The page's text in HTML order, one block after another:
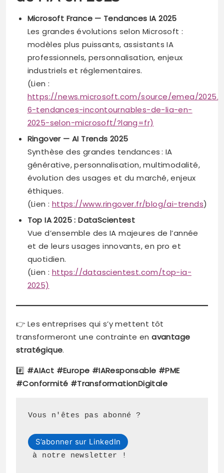
Microsoft France — Tendances IA 2025
Les grandes évolutions selon Microsoft :
modèles plus puissants, assistants IA
professionnels, personnalisation, enjeux
industriels et réglementaires.
(Lien :
https://news.microsoft.com/source/emea/2025/
6-tendances-incontournables-de-lia-en-
2025-selon-microsoft/?lang=fr)
Ringover — AI Trends 2025
Synthèse des grandes tendances : IA
générative, personnalisation, multimodalité,
évolution des usages et du marché, enjeux
éthiques.
(Lien : https://www.ringover.fr/blog/ai-trends)
Top IA 2025 : DataScientest
Vue d’ensemble des IA majeures de l’année
et de leurs usages innovants, en pro et
quotidien.
(Lien : https://datascientest.com/top-ia-
2025)
👉 Les entreprises qui s’y mettent tôt
transformeront une contrainte enavantage
stratégique.
#️⃣ #AIAct #Europe #IAResponsable #PME
#Conformité #TransformationDigitale
S’abonner sur LinkedIn
à notre newsletter !